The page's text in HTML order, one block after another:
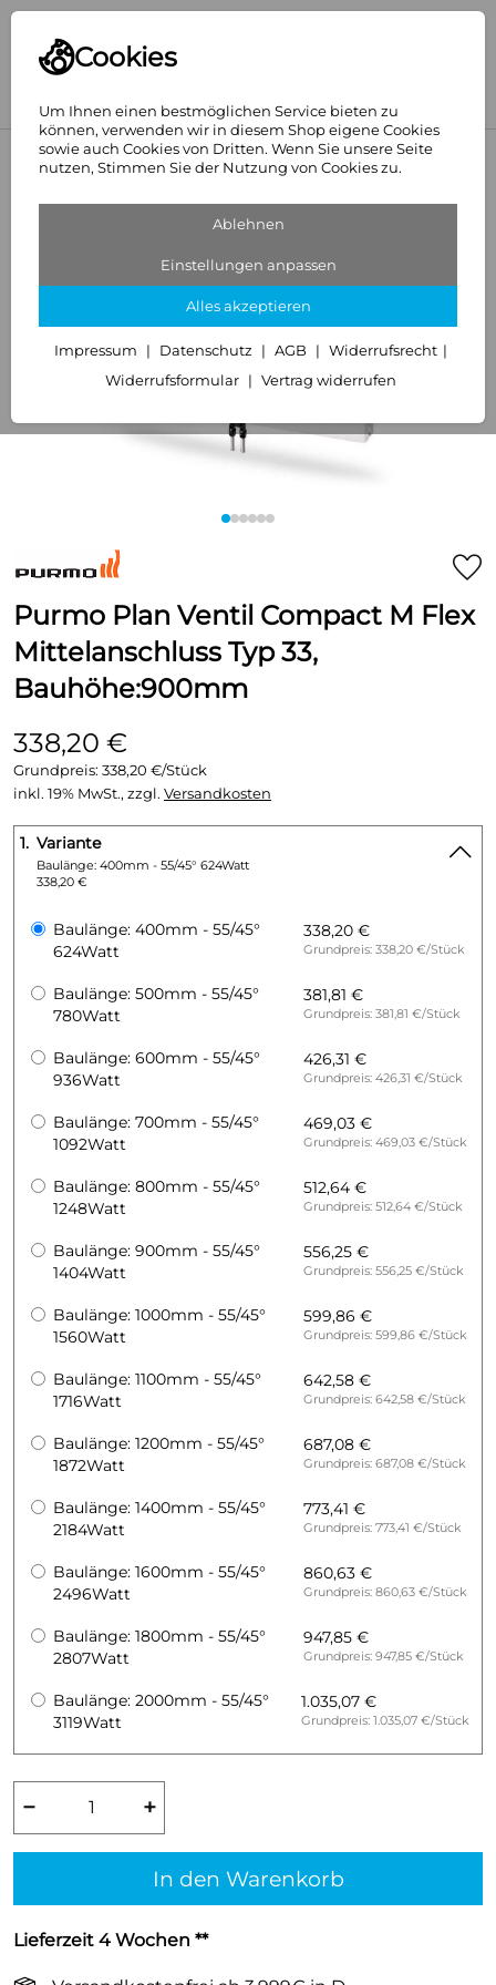
Cookies
Um Ihnen einen bestmöglichen Service bieten zu
können, verwenden wir in diesem Shop eigene Cookies
sowie auch Cookies von Dritten. Wenn Sie unsere Seite
nutzen, Stimmen Sie der Nutzung von Cookies zu.
Ablehnen
Einstellungen anpassen
Alles akzeptieren
Impressum Datenschutz AGB
Widerrufsrecht
Widerrufsformular
Vertrag widerrufen
Purmo
Purmo Plan Ventil Compact M Flex
Mittelanschluss Typ 33,
Bauhöhe:900mm
338,20 €
Grundpreis: 338,20 €/Stück
inkl. 19% MwSt., zzgl. Versandkosten
1. Variante
Baulänge: 400mm - 55/45° 624Watt
338,20 €
Baulänge: 400mm - 55/45°
624Watt
338,20 €
Grundpreis: 338,20 €/Stück
Baulänge: 500mm - 55/45°
780Watt
381,81 €
Grundpreis: 381,81 €/Stück
Baulänge: 600mm - 55/45°
936Watt
426,31 €
Grundpreis: 426,31 €/Stück
Baulänge: 700mm - 55/45°
1092Watt
469,03 €
Grundpreis: 469,03 €/Stück
Baulänge: 800mm - 55/45°
1248Watt
512,64 €
Grundpreis: 512,64 €/Stück
Baulänge: 900mm - 55/45°
1404Watt
556,25 €
Grundpreis: 556,25 €/Stück
Baulänge: 1000mm - 55/45°
1560Watt
599,86 €
Grundpreis: 599,86 €/Stück
Baulänge: 1100mm - 55/45°
1716Watt
642,58 €
Grundpreis: 642,58 €/Stück
Baulänge: 1200mm - 55/45°
1872Watt
687,08 €
Grundpreis: 687,08 €/Stück
Baulänge: 1400mm - 55/45°
2184Watt
773,41 €
Grundpreis: 773,41 €/Stück
Baulänge: 1600mm - 55/45°
2496Watt
860,63 €
Grundpreis: 860,63 €/Stück
Baulänge: 1800mm - 55/45°
2807Watt
947,85 €
Grundpreis: 947,85 €/Stück
Baulänge: 2000mm - 55/45°
3119Watt
1.035,07 €
Grundpreis: 1.035,07 €/Stück
− +
In den Warenkorb
Lieferzeit 4 Wochen **